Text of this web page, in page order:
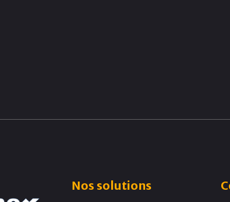
Nos solutions